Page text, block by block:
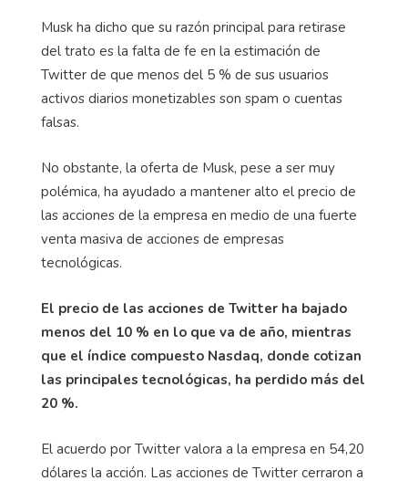
Musk ha dicho que su razón principal para retirase
del trato es la falta de fe en la estimación de
Twitter de que menos del 5 % de sus usuarios
activos diarios monetizables son spam o cuentas
falsas.
No obstante, la oferta de Musk, pese a ser muy
polémica, ha ayudado a mantener alto el precio de
las acciones de la empresa en medio de una fuerte
venta masiva de acciones de empresas
tecnológicas.
El precio de las acciones de Twitter ha bajado
menos del 10 % en lo que va de año, mientras
que el índice compuesto Nasdaq, donde cotizan
las principales tecnológicas, ha perdido más del
20 %.
El acuerdo por Twitter valora a la empresa en 54,20
dólares la acción. Las acciones de Twitter cerraron a